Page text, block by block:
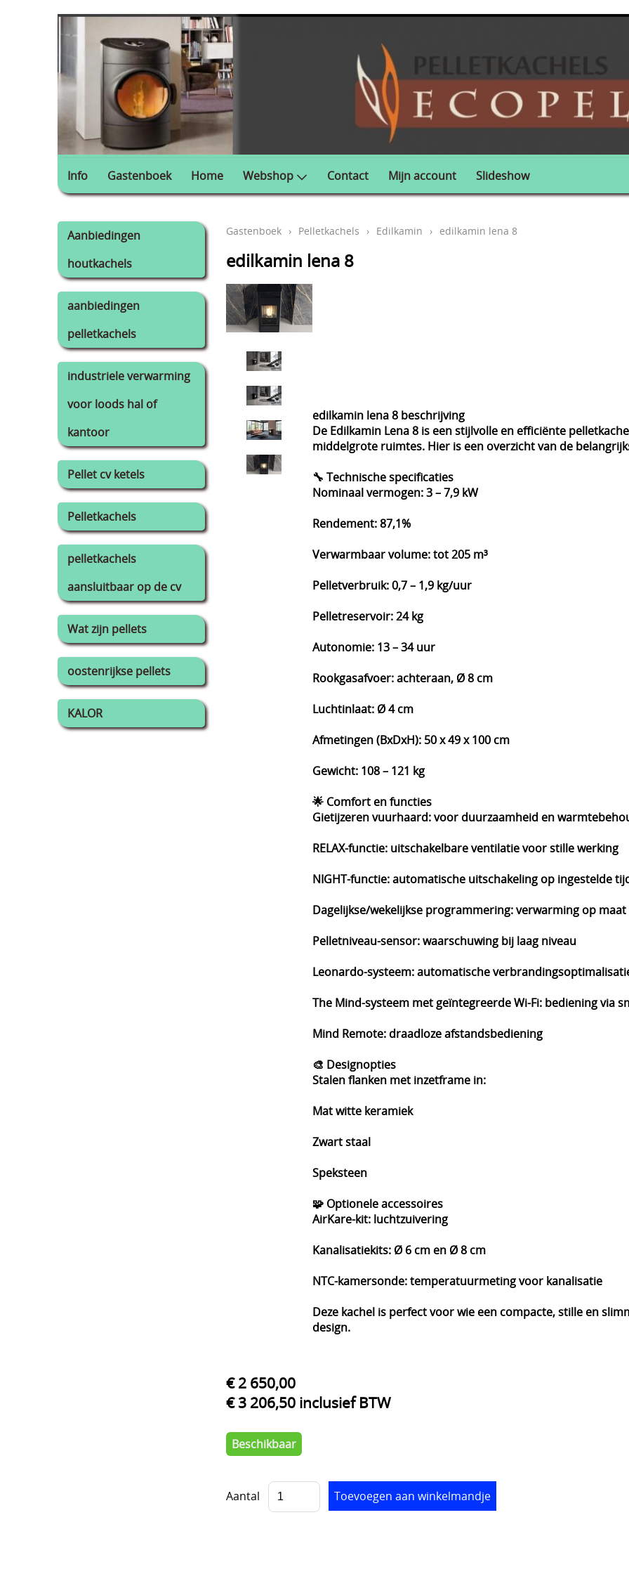
Info Gastenboek Home Webshop Contact Mijn account Slideshow
Aanbiedingen
houtkachels
aanbiedingen
pelletkachels
industriele verwarming
voor loods hal of
kantoor
Pellet cv ketels
Pelletkachels
pelletkachels
aansluitbaar op de cv
Wat zijn pellets
oostenrijkse pellets
KALOR
Gastenboek › Pelletkachels › Edilkamin › edilkamin lena 8
edilkamin lena 8
edilkamin lena 8 beschrijving
De Edilkamin Lena 8 is een stijlvolle en efficiënte
middelgrote ruimtes. Hier is een overzicht van de
🔧 Technische specificaties
Nominaal vermogen: 3 – 7,9 kW
Rendement: 87,1%
Verwarmbaar volume: tot 205 m³
Pelletverbruik: 0,7 – 1,9 kg/uur
Pelletreservoir: 24 kg
Autonomie: 13 – 34 uur
Rookgasafvoer: achteraan, Ø 8 cm
Luchtinlaat: Ø 4 cm
Afmetingen (BxDxH): 50 x 49 x 100 cm
Gewicht: 108 – 121 kg
🌟 Comfort en functies
Gietijzeren vuurhaard: voor duurzaamheid en
RELAX-functie: uitschakelbare ventilatie voor stille werking
NIGHT-functie: automatische uitschakeling op ingestelde
Dagelijkse/wekelijkse programmering: verwarming op maat
Pelletniveau-sensor: waarschuwing bij laag niveau
Leonardo-systeem: automatische
The Mind-systeem met geïntegreerde Wi-Fi: bediening via
Mind Remote: draadloze afstandsbediening
🎨 Designopties
Stalen flanken met inzetframe in:
Mat witte keramiek
Zwart staal
Speksteen
🧩 Optionele accessoires
AirKare-kit: luchtzuivering
Kanalisatiekits: Ø 6 cm en Ø 8 cm
NTC-kamersonde: temperatuurmeting voor kanalisatie
Deze kachel is perfect voor wie een compacte, stille en
design.
€ 2 650,00
€ 3 206,50 inclusief BTW
Beschikbaar
Aantal